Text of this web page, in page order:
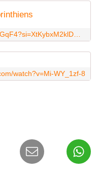
watch?v=Mi-WY_1zf-8